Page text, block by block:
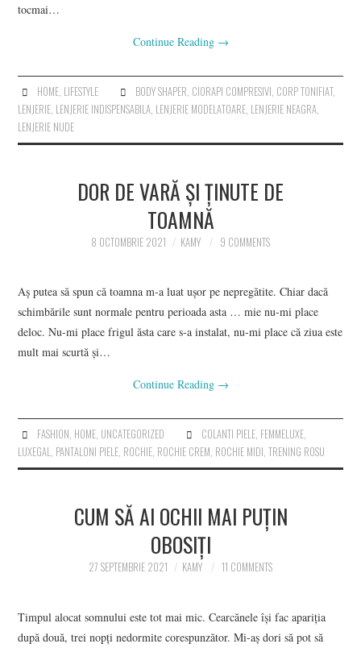
tocmai…
Continue Reading →
HOME, LIFESTYLE BODY SHAPER CIORAPI COMPRESIVI CORP TONIFIAT,
LENJERIE LENJERIE INDISPENSABILA LENJERIE MODELATOARE LENJERIE NEAGRA
LENJERIE NUDE
DOR DE VARĂ ȘI ȚINUTE DE
TOAMNĂ
8 OCTOMBRIE 2021 KAMY 9 COMMENTS
Aș putea să spun că toamna m-a luat ușor pe nepregătite. Chiar dacă
schimbările sunt normale pentru perioada asta … mie nu-mi place
deloc. Nu-mi place frigul ăsta care s-a instalat, nu-mi place că ziua este
mult mai scurtă și…
Continue Reading →
FASHION, HOME, UNCATEGORIZED COLANTI PIELE, FEMMELUXE,
LUXEGAL, PANTALONI PIELE, ROCHIE, ROCHIE CREM, ROCHIE MIDI,TRENING ROSU
CUM SĂ AI OCHII MAI PUȚIN
OBOSIȚI
27 SEPTEMBRIE 2021 KAMY 11 COMMENTS
Timpul alocat somnului este tot mai mic. Cearcănele își fac apariția
după două, trei nopți nedormite corespunzător. Mi-aș dori să pot să